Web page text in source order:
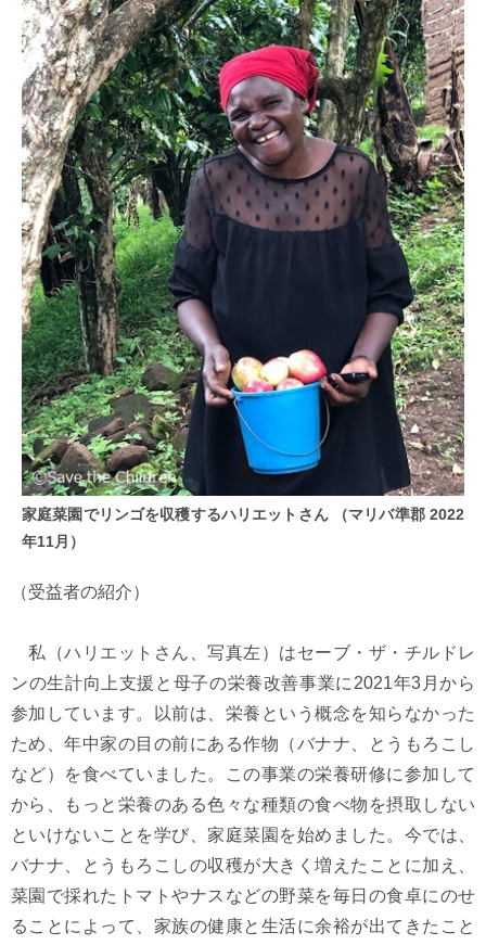
家庭菜園でリンゴを収穫するハリエットさん （マリバ準郡 2022
年11月）
（受益者の紹介）
私（ハリエットさん、写真左）はセーブ・ザ・チルドレ
ンの生計向上支援と母子の栄養改善事業に2021年3月から
参加しています。以前は、栄養という概念を知らなかった
ため、年中家の目の前にある作物（バナナ、とうもろこし
など）を食べていました。この事業の栄養研修に参加して
から、もっと栄養のある色々な種類の食べ物を摂取しない
といけないことを学び、家庭菜園を始めました。今では、
バナナ、とうもろこしの収穫が大きく増えたことに加え、
菜園で採れたトマトやナスなどの野菜を毎日の食卓にのせ
ることによって、家族の健康と生活に余裕が出てきたこと